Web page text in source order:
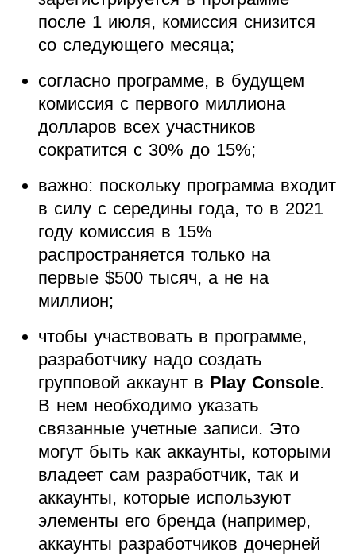
после 1 июля, комиссия снизится
со следующего месяца;
согласно программе, в будущем
комиссия с первого миллиона
долларов всех участников
сократится с 30% до 15%;
важно: поскольку программа входит
в силу с середины года, то в 2021
году комиссия в 15%
распространяется только на
первые $500 тысяч, а не на
миллион;
чтобы участвовать в программе,
разработчику надо создать
групповой аккаунт в Play Console.
В нем необходимо указать
связанные учетные записи. Это
могут быть как аккаунты, которыми
владеет сам разработчик, так и
аккаунты, которые используют
элементы его бренда (например,
аккаунты разработчиков дочерней